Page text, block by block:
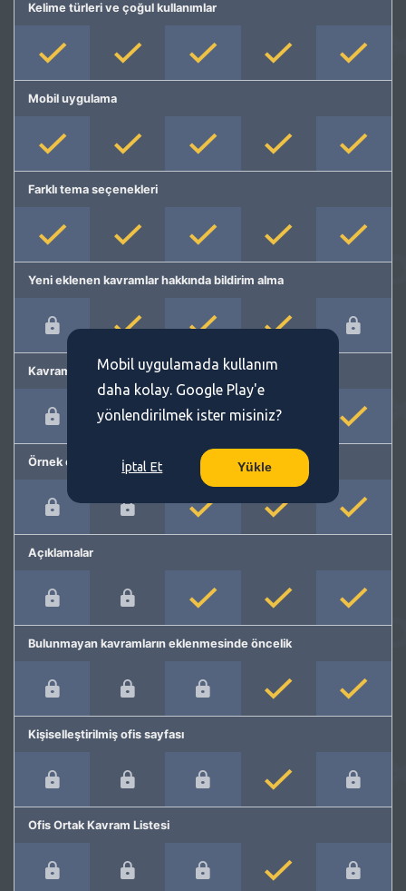
Kelime türleri ve çoğul kullanımlar
Mobil uygulama
Farklı tema seçenekleri
Yeni eklenen kavramlar hakkında bildirim alma
Kavram önerme
Örnek cümleler
Açıklamalar
Bulunmayan kavramların eklenmesinde öncelik
Kişiselleştirilmiş ofis sayfası
Ofis Ortak Kavram Listesi
Mobil uygulamada kullanım
daha kolay. Google Play'e
yönlendirilmek ister misiniz?
İptal Et Yükle